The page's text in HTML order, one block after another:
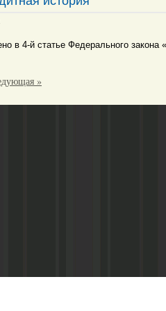
в 4-й статье Федерального закона
»